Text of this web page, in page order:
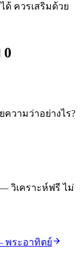
ด้ ควรเสริมด้วย
0
ความว่าอย่างไร?
วิเคราะห์ฟรี ไม่
พระอาทิตย์